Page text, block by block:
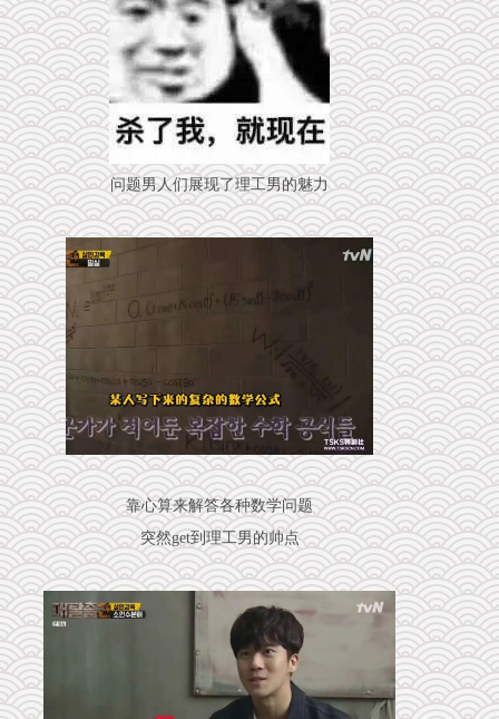
问题男人们展现了理工男的魅力
靠心算来解答各种数学问题
突然get到理工男的帅点